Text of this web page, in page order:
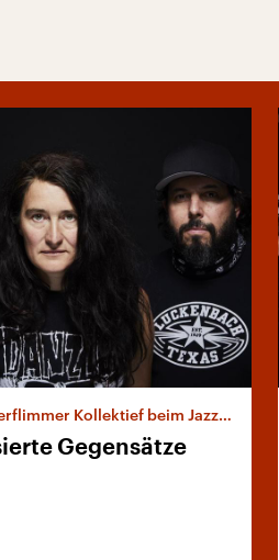
Kollektief beim Jazzfest Berlin 2020
Gegensätze